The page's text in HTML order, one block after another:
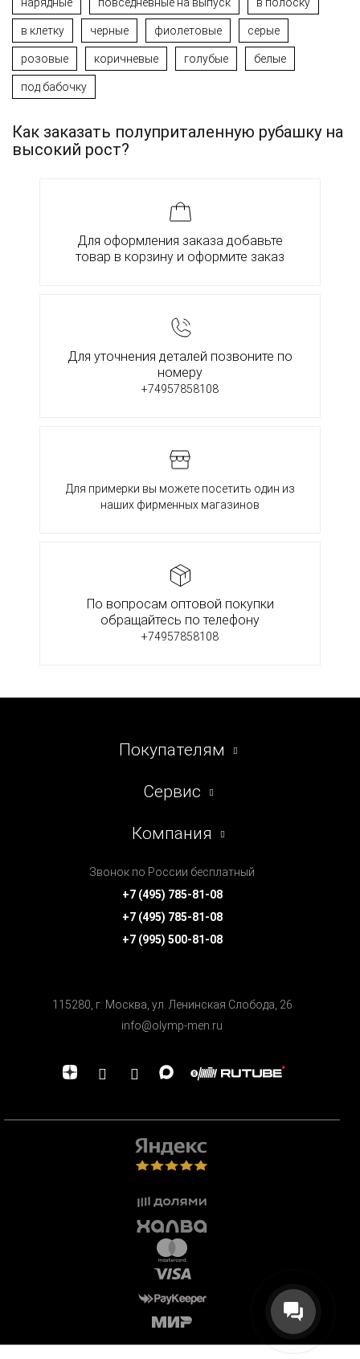
нарядные повседневные на выпуск в полоску
в клетку черные фиолетовые серые
розовые коричневые голубые белые
под бабочку
Как заказать полуприталенную рубашку на
высокий рост?
Для оформления заказа добавьте
товар в корзину и оформите заказ
Для уточнения деталей позвоните по
номеру
+74957858108
Для примерки вы можете посетить один из
наших фирменных магазинов
По вопросам оптовой покупки
обращайтесь по телефону
+74957858108
Покупателям
Сервис
Компания
Звонок по России бесплатный
+7 (495) 785-81-08
+7 (495) 785-81-08
+7 (995) 500-81-08
115280, г. Москва, ул. Ленинская Cлобода, 26
info@olymp-men.ru